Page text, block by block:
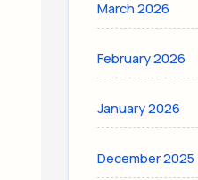
March 2026
February 2026
January 2026
December 2025